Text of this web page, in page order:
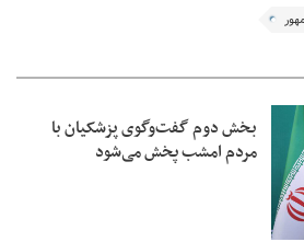
بخش دوم گفت‌وگوی پزشکیان با
مردم امشب پخش می‌شود